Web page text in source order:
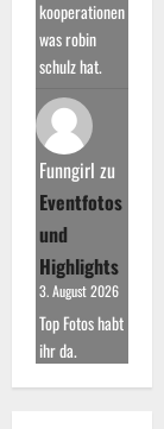
kooperationen
was robin
schulz hat.
Funngirl zu
Eventfotos
und
Highlights
3. August 2026
Top Fotos habt
ihr da.